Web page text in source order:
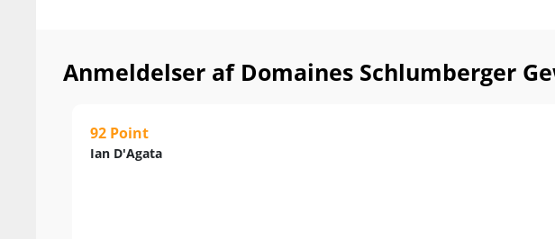
Anmeldelser af Domaines Schlumberger
92 Point
Ian D'Agata